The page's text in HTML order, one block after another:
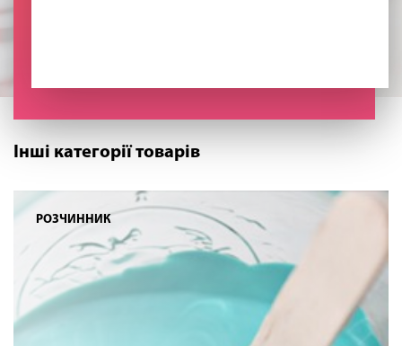
Інші категорії товарів
РОЗЧИННИК